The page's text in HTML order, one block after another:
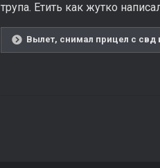
трупа. Етить как жутко
Вылет, снимал прицел с свд